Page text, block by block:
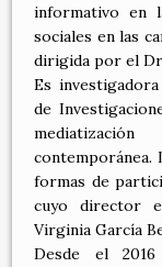
informativo en
sociales en las
dirigida por el
Es
de
formas de
cuyo director
Virginia García
Desde el